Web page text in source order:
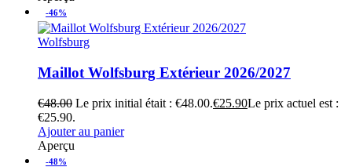
-46%
Wolfsburg
Maillot Wolfsburg Extérieur 2026/2027
€48.00 Le prix initial était : €48.00.€25.90Le prix actuel est :
€25.90.
Ajouter au panier
Aperçu
-48%